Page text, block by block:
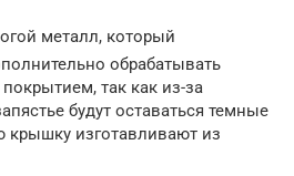
металл, который
обрабатывать
так как из-за
будут оставаться темные
изготавливают из